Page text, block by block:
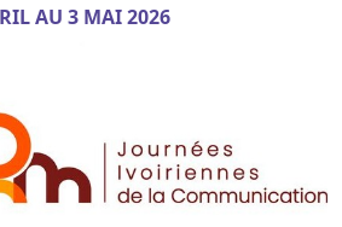
AU 3 MAI 2026